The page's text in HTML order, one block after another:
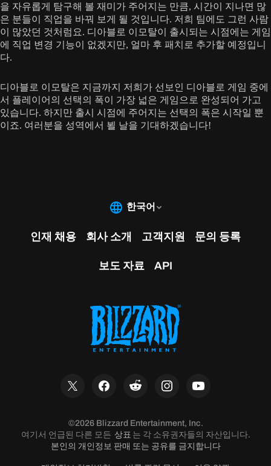
을 자유롭게 탐구해 볼 재미가 주어지는 만큼, 시간이 지나면 많
은 분들이 직업을 바꿔 보게 될 것입니다. 저희 팀에도 그런 사람
이 많았던 것처럼요. 디아블로 이모탈이 출시되는 시점에는 게임
에 직업 변경 기능이 없겠지만, 얼마 후 패치로 추가할 예정입니
다.
디아블로 이모탈은 지금까지 저희가 선보인 디아블로 게임 중에
서 플레이어의 선택의 폭이 가장 넓은 게임으로 완성되어 가고
있습니다. 하지만 출시 시점에 주어지는 선택의 폭은 시작일 뿐
이죠. 여러분을 성역에서 뵐 날을 기대하겠습니다!